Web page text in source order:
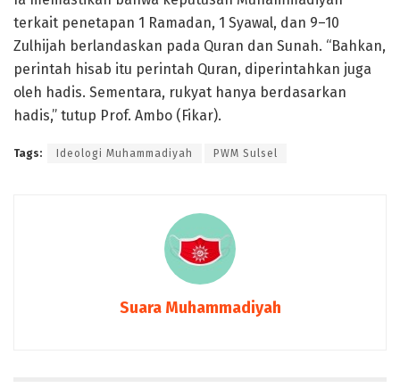
terkait penetapan 1 Ramadan, 1 Syawal, dan 9–10
Zulhijah berlandaskan pada Quran dan Sunah. “Bahkan,
perintah hisab itu perintah Quran, diperintahkan juga
oleh hadis. Sementara, rukyat hanya berdasarkan
hadis,” tutup Prof. Ambo (Fikar).
Tags: Ideologi Muhammadiyah PWM Sulsel
Suara Muhammadiyah